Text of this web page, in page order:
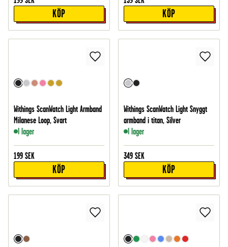
KÖP KÖP
Withings ScanWatch Light Armband
Milanese Loop, Svart
I lager
199 SEK
KÖP
Withings ScanWatch Light Snyggt
armband i titan, Silver
I lager
349 SEK
KÖP